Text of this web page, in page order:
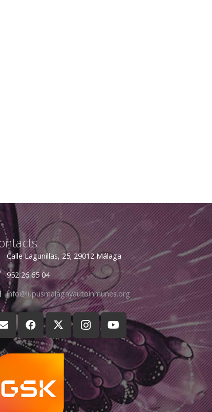
Calle Lagunillas, 25; 29012 Málaga
952 26 65 04
info@lupusmalagayautoinmunes.org